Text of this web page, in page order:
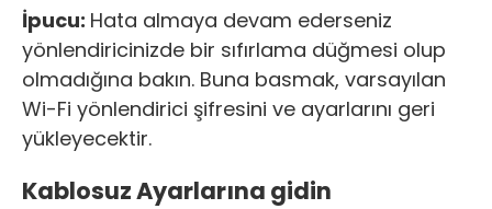
İpucu: Hata almaya devam ederseniz
yönlendiricinizde bir sıfırlama düğmesi olup
olmadığına bakın. Buna basmak, varsayılan
Wi-Fi yönlendirici şifresini ve ayarlarını geri
yükleyecektir.
Kablosuz Ayarlarına gidin